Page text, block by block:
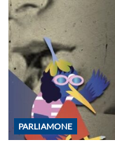
PARLIAMONE